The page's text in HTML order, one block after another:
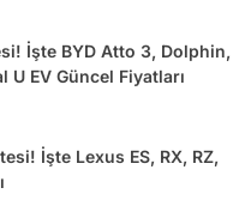
İşte BYD Atto 3, Dolphin,
U EV Güncel Fiyatları
İşte Lexus ES, RX, RZ,